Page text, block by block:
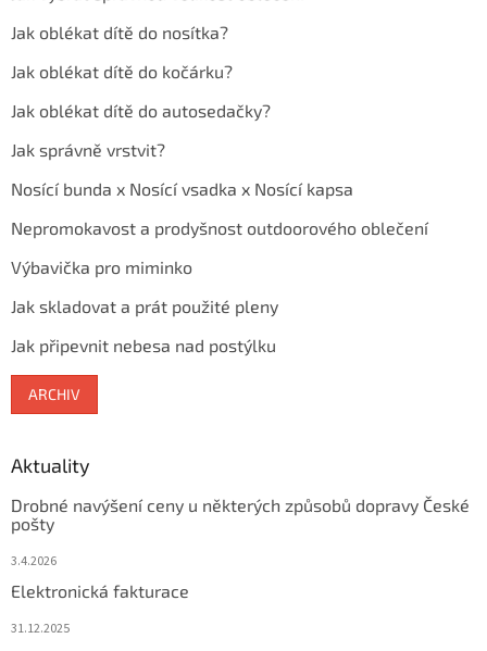
Jak oblékat dítě do nosítka?
Jak oblékat dítě do kočárku?
Jak oblékat dítě do autosedačky?
Jak správně vrstvit?
Nosící bunda x Nosící vsadka x Nosící kapsa
Nepromokavost a prodyšnost outdoorového oblečení
Výbavička pro miminko
Jak skladovat a prát použité pleny
Jak připevnit nebesa nad postýlku
ARCHIV
Aktuality
Drobné navýšení ceny u některých způsobů dopravy České
pošty
3.4.2026
Elektronická fakturace
31.12.2025